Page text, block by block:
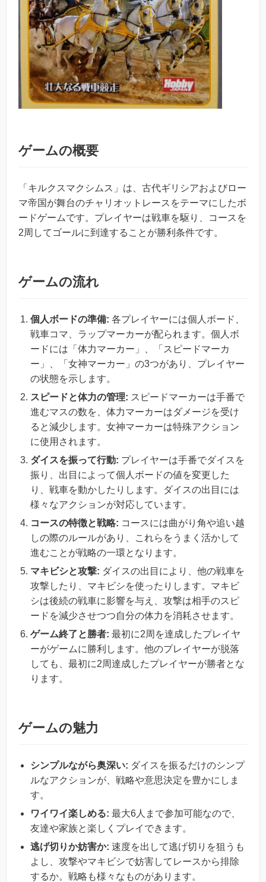
ゲームの概要
「キルクスマクシムス」は、古代ギリシアおよびロー
マ帝国が舞台のチャリオットレースをテーマにしたボ
ードゲームです。プレイヤーは戦車を駆り、コースを
2周してゴールに到達することが勝利条件です。
ゲームの流れ
個人ボードの準備: 各プレイヤーには個人ボード、
戦車コマ、ラップマーカーが配られます。個人ボ
ードには「体力マーカー」、「スピードマーカ
ー」、「女神マーカー」の3つがあり、プレイヤー
の状態を示します。
スピードと体力の管理: スピードマーカーは手番で
進むマスの数を、体力マーカーはダメージを受け
ると減少します。女神マーカーは特殊アクション
に使用されます。
ダイスを振って行動: プレイヤーは手番でダイスを
振り、出目によって個人ボードの値を変更した
り、戦車を動かしたりします。ダイスの出目には
様々なアクションが対応しています。
コースの特徴と戦略: コースには曲がり角や追い越
しの際のルールがあり、これらをうまく活かして
進むことが戦略の一環となります。
マキビシと攻撃: ダイスの出目により、他の戦車を
攻撃したり、マキビシを使ったりします。マキビ
シは後続の戦車に影響を与え、攻撃は相手のスピ
ードを減少させつつ自分の体力を消耗させます。
ゲーム終了と勝者: 最初に2周を達成したプレイヤ
ーがゲームに勝利します。他のプレイヤーが脱落
しても、最初に2周達成したプレイヤーが勝者とな
ります。
ゲームの魅力
シンプルながら奥深い: ダイスを振るだけのシンプ
ルなアクションが、戦略や意思決定を豊かにしま
す。
ワイワイ楽しめる: 最大6人まで参加可能なので、
友達や家族と楽しくプレイできます。
逃げ切りか妨害か: 速度を出して逃げ切りを狙うも
よし、攻撃やマキビシで妨害してレースから排除
するか。戦略も様々なものがあります。